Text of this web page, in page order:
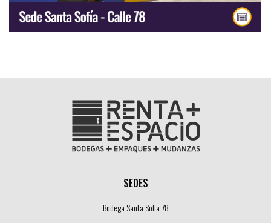
SEDES
Bodega Santa Sofia 78